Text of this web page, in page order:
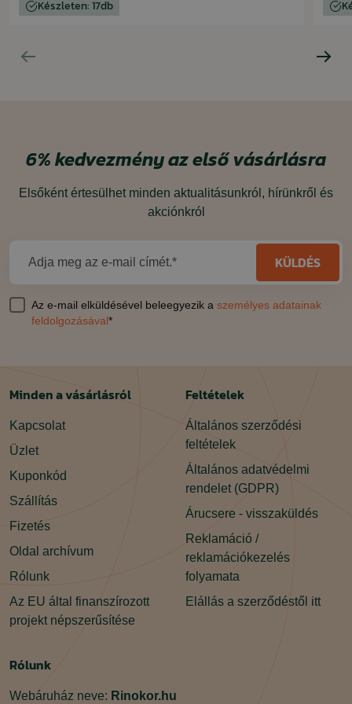
Készleten: 17db
6%kedvezményaz első vásárlásra
Elsőként értesülhet minden aktualitásunkról, hírünkről és
akciónkról
Adja meg az e-mail címét.* KÜLDÉS
Az e-mail elküldésével beleegyezik a személyes adatainak
feldolgozásával*
Minden a vásárlásról
Kapcsolat
Üzlet
Kuponkód
Szállítás
Fizetés
Oldal archívum
Rólunk
Az EU által finanszírozott
projekt népszerűsítése
Feltételek
Általános szerződési
feltételek
Általános adatvédelmi
rendelet (GDPR)
Árucsere - visszaküldés
Reklamáció /
reklamációkezelés
folyamata
Elállás a szerződéstől itt
Rólunk
Webáruház neve: Rinokor.hu